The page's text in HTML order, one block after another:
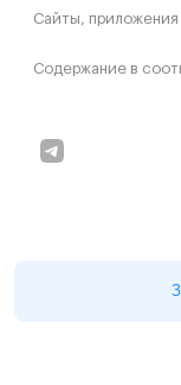
Сайты, приложения
Содержание в